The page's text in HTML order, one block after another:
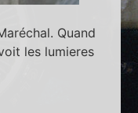
Quand
les lumieres